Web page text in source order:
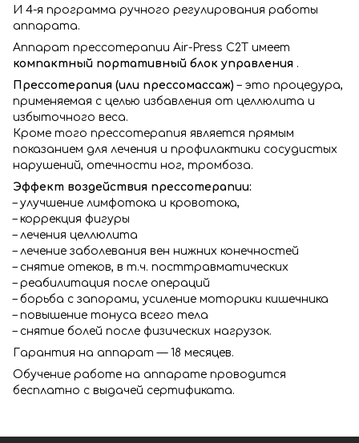
И 4-я программа ручного регулирования работы
аппарата.
Аппарат прессотерапии Air-Press C2Т имеет
компактный портативный блок управления .
Прессотерапия (или прессомассаж)– это процедура,
применяемая с целью избавления от целлюлита и
избыточного веса.
Кроме того прессотерапия является прямым
показанием для лечения и профилактики сосудистых
нарушений, отечности ног, тромбоза.
Эффект воздействия прессотерапии:
– улучшение лимфотока и кровотока,
– коррекция фигуры
– лечения целлюлита
– лечение заболевания вен нижних конечностей
– снятие отеков, в т.ч. посттравматических
– реабилитация после операций
– борьба с запорами, усиление моторики кишечника
– повышение тонуса всего тела
– снятие болей после физических нагрузок.
Гарантия на аппарат — 18 месяцев.
Обучение работе на аппарате проводится
бесплатно с выдачей сертификата.